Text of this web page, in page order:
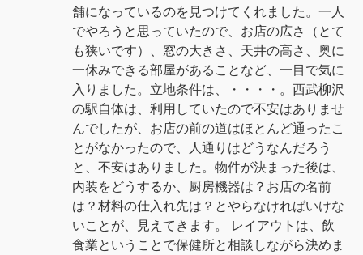
舗になっているのを見つけてくれました。一人
でやろうと思っていたので、お店の広さ（とて
も狭いです）、窓の大きさ、天井の高さ、奥に
一休みできる部屋があることなど、一目で気に
入りました。立地条件は、・・・・。西武柳沢
の駅自体は、利用していたので不安はありませ
んでしたが、お店の前の道はほとんど通ったこ
とがなかったので、人通りはどうなんだろう
と、不安はありました。物件が決まった後は、
内装をどうするか、厨房機器は？お店の名前
は？材料の仕入れ先は？とやらなければいけな
いことが、見えてきます。 レイアウトは、飲
食業ということで保健所と相談しながら決めま